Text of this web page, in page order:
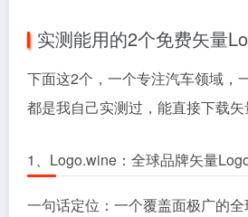
实测能用的2个免费矢量
下面这2个，一个专注汽车领域，
都是我自己实测过，能直接下载矢
1、Logo.wine：全球品牌矢量
一句话定位：一个覆盖面极广的